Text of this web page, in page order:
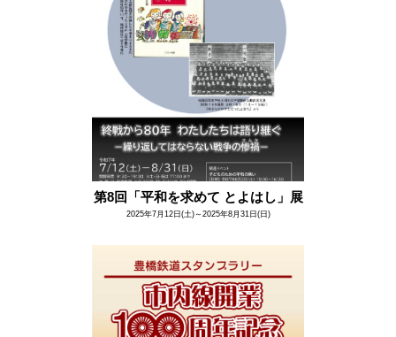
第8回「平和を求めて とよはし」展
2025年7月12日(土)～2025年8月31日(日)